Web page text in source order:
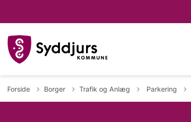
Forside Borger Trafik og Anlæg Tilbage til
Parkering